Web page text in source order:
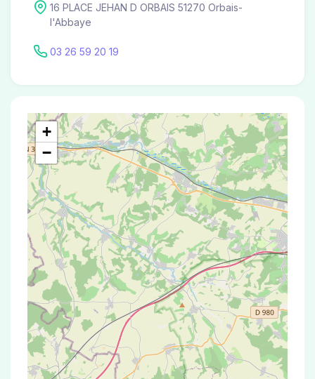
16 PLACE JEHAN D ORBAIS 51270 Orbais-
l'Abbaye
03 26 59 20 19
+
−